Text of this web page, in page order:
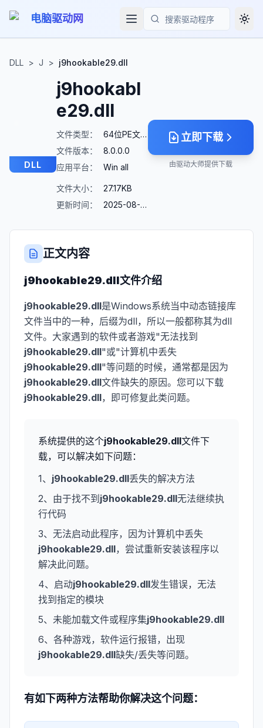
电脑驱动网
搜索
DLL > J > j9hookable29.dll
DLL
j9hookabl
e29.dll
文件类型：
64位PE文件
文件版本：
8.0.0.0
应用平台：
Win all
文件大小：
27.17KB
更新时间：
2025-08-23
立即下载
由驱动大师提供下载
正文内容
j9hookable29.dll文件介绍
j9hookable29.dll是Windows系统当中动态链接库
文件当中的一种，后缀为dll，所以一般都称其为dll
文件。大家遇到的软件或者游戏"无法找到
j9hookable29.dll"或"计算机中丢失
j9hookable29.dll"等问题的时候，通常都是因为
j9hookable29.dll文件缺失的原因。您可以下载
j9hookable29.dll，即可修复此类问题。
系统提供的这个j9hookable29.dll文件下
载，可以解决如下问题：
1、 j9hookable29.dll丢失的解决方法
2、由于找不到 j9hookable29.dll无法继续执
行代码
3、无法启动此程序，因为计算机中丢失
j9hookable29.dll，尝试重新安装该程序以
解决此问题。
4、启动j9hookable29.dll发生错误，无法
找到指定的模块
5、未能加载文件或程序集j9hookable29.dll
6、各种游戏，软件运行报错，出现
j9hookable29.dll缺失/丢失等问题。
有如下两种方法帮助你解决这个问题：